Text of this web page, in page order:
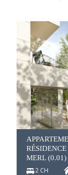
MERL (0.01)
2 CH